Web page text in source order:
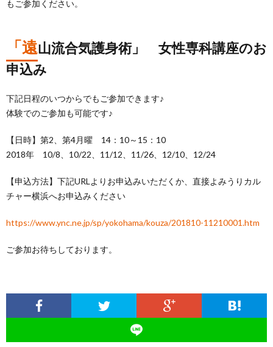
もご参加ください。
「遠山流合気護身術」 女性専科講座のお
申込み
下記日程のいつからでもご参加できます♪
体験でのご参加も可能です♪
【日時】第2、第4月曜 14：10～15：10
2018年 10/8、10/22、11/12、11/26、12/10、12/24
【申込方法】下記URLよりお申込みいただくか、直接よみうりカル
チャー横浜へお申込みください
https://www.ync.ne.jp/sp/yokohama/kouza/201810-11210001.htm
ご参加お待ちしております。